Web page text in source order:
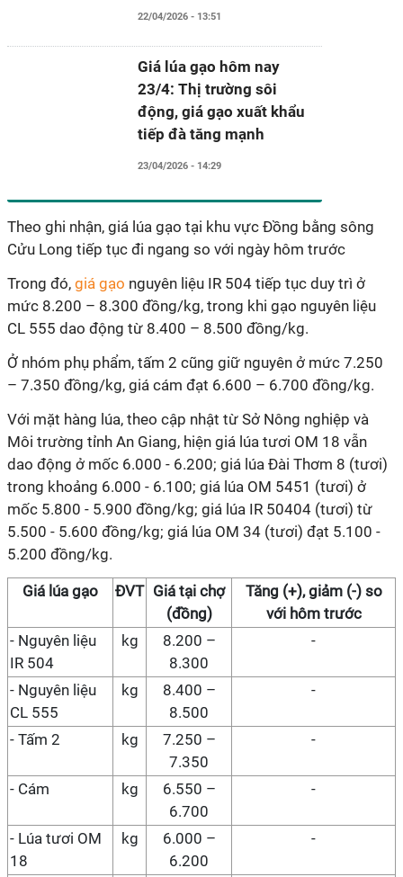
22/04/2026 - 13:51
Giá lúa gạo hôm nay
23/4: Thị trường sôi
động, giá gạo xuất khẩu
tiếp đà tăng mạnh
23/04/2026 - 14:29
Theo ghi nhận, giá lúa gạo tại khu vực Đồng bằng sông
Cửu Long tiếp tục đi ngang so với ngày hôm trước
Trong đó, giá gạo nguyên liệu IR 504 tiếp tục duy trì ở
mức 8.200 – 8.300 đồng/kg, trong khi gạo nguyên liệu
CL 555 dao động từ 8.400 – 8.500 đồng/kg.
Ở nhóm phụ phẩm, tấm 2 cũng giữ nguyên ở mức 7.250
– 7.350 đồng/kg, giá cám đạt 6.600 – 6.700 đồng/kg.
Với mặt hàng lúa, theo cập nhật từ Sở Nông nghiệp và
Môi trường tỉnh An Giang, hiện giá lúa tươi OM 18 vẫn
dao động ở mốc 6.000 - 6.200; giá lúa Đài Thơm 8 (tươi)
trong khoảng 6.000 - 6.100; giá lúa OM 5451 (tươi) ở
mốc 5.800 - 5.900 đồng/kg; giá lúa IR 50404 (tươi) từ
5.500 - 5.600 đồng/kg; giá lúa OM 34 (tươi) đạt 5.100 -
5.200 đồng/kg.
Giá lúa gạo ĐVT Giá tại chợ
(đồng)
Tăng (+), giảm (-) so
với hôm trước
- Nguyên liệu
IR 504
kg
8.200 –
8.300
-
- Nguyên liệu
CL 555
kg
8.400 –
8.500
-
- Tấm 2 kg
7.250 –
7.350
-
- Cám kg
6.550 –
6.700
-
- Lúa tươi OM
18
kg
6.000 –
6.200
-